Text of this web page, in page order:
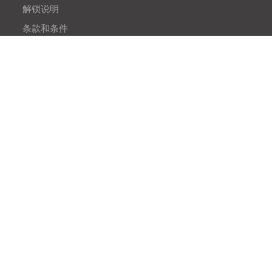
解锁说明
条款和条件